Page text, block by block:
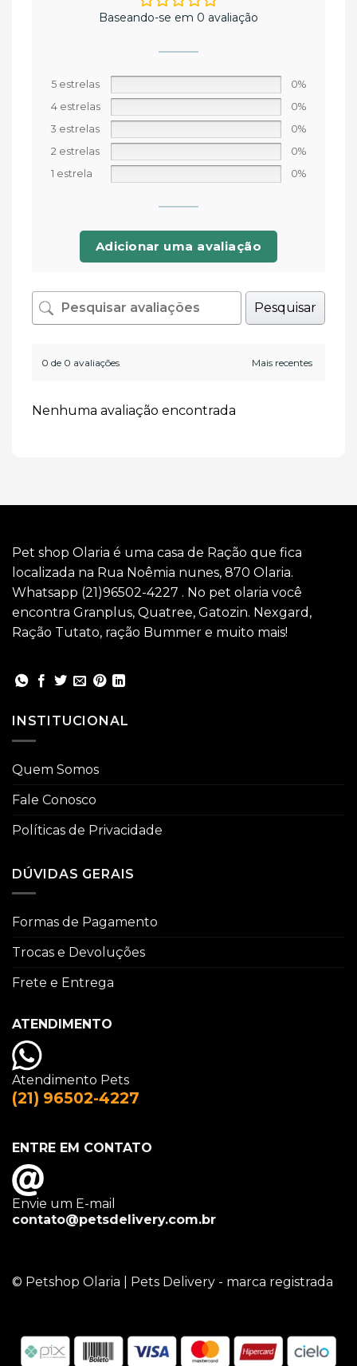
Baseando-se em 0 avaliação
5 estrelas
0%
4 estrelas
0%
3 estrelas
0%
2 estrelas
0%
1 estrela
0%
Adicionar uma avaliação
Pesquisar
0 de 0 avaliações
Nenhuma avaliação encontrada
Pet shop Olaria é uma casa de Ração que fica
localizada na Rua Noêmia nunes, 870 Olaria.
Whatsapp (21)96502-4227 . No pet olaria você
encontra Granplus, Quatree, Gatozin. Nexgard,
Ração Tutato, ração Bummer e muito mais!
INSTITUCIONAL
Quem Somos
Fale Conosco
Políticas de Privacidade
DÚVIDAS GERAIS
Formas de Pagamento
Trocas e Devoluções
Frete e Entrega
ATENDIMENTO
Atendimento Pets
(21) 96502-4227
ENTRE EM CONTATO
Envie um E-mail
contato@petsdelivery.com.br
© Petshop Olaria | Pets Delivery - marca registrada